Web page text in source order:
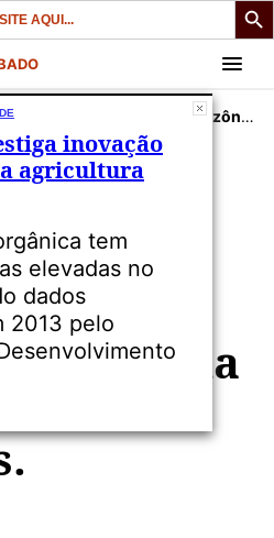
Plantas da Amazônia são usadas na indústria de cosméticos e perfumes.
são
indústria
e
inovação
agricultura
tem
elevadas no
dados
2013 pelo